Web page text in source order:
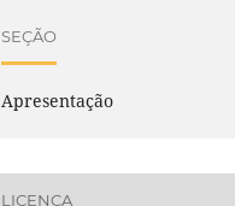
SEÇÃO
Apresentação
LICENÇA